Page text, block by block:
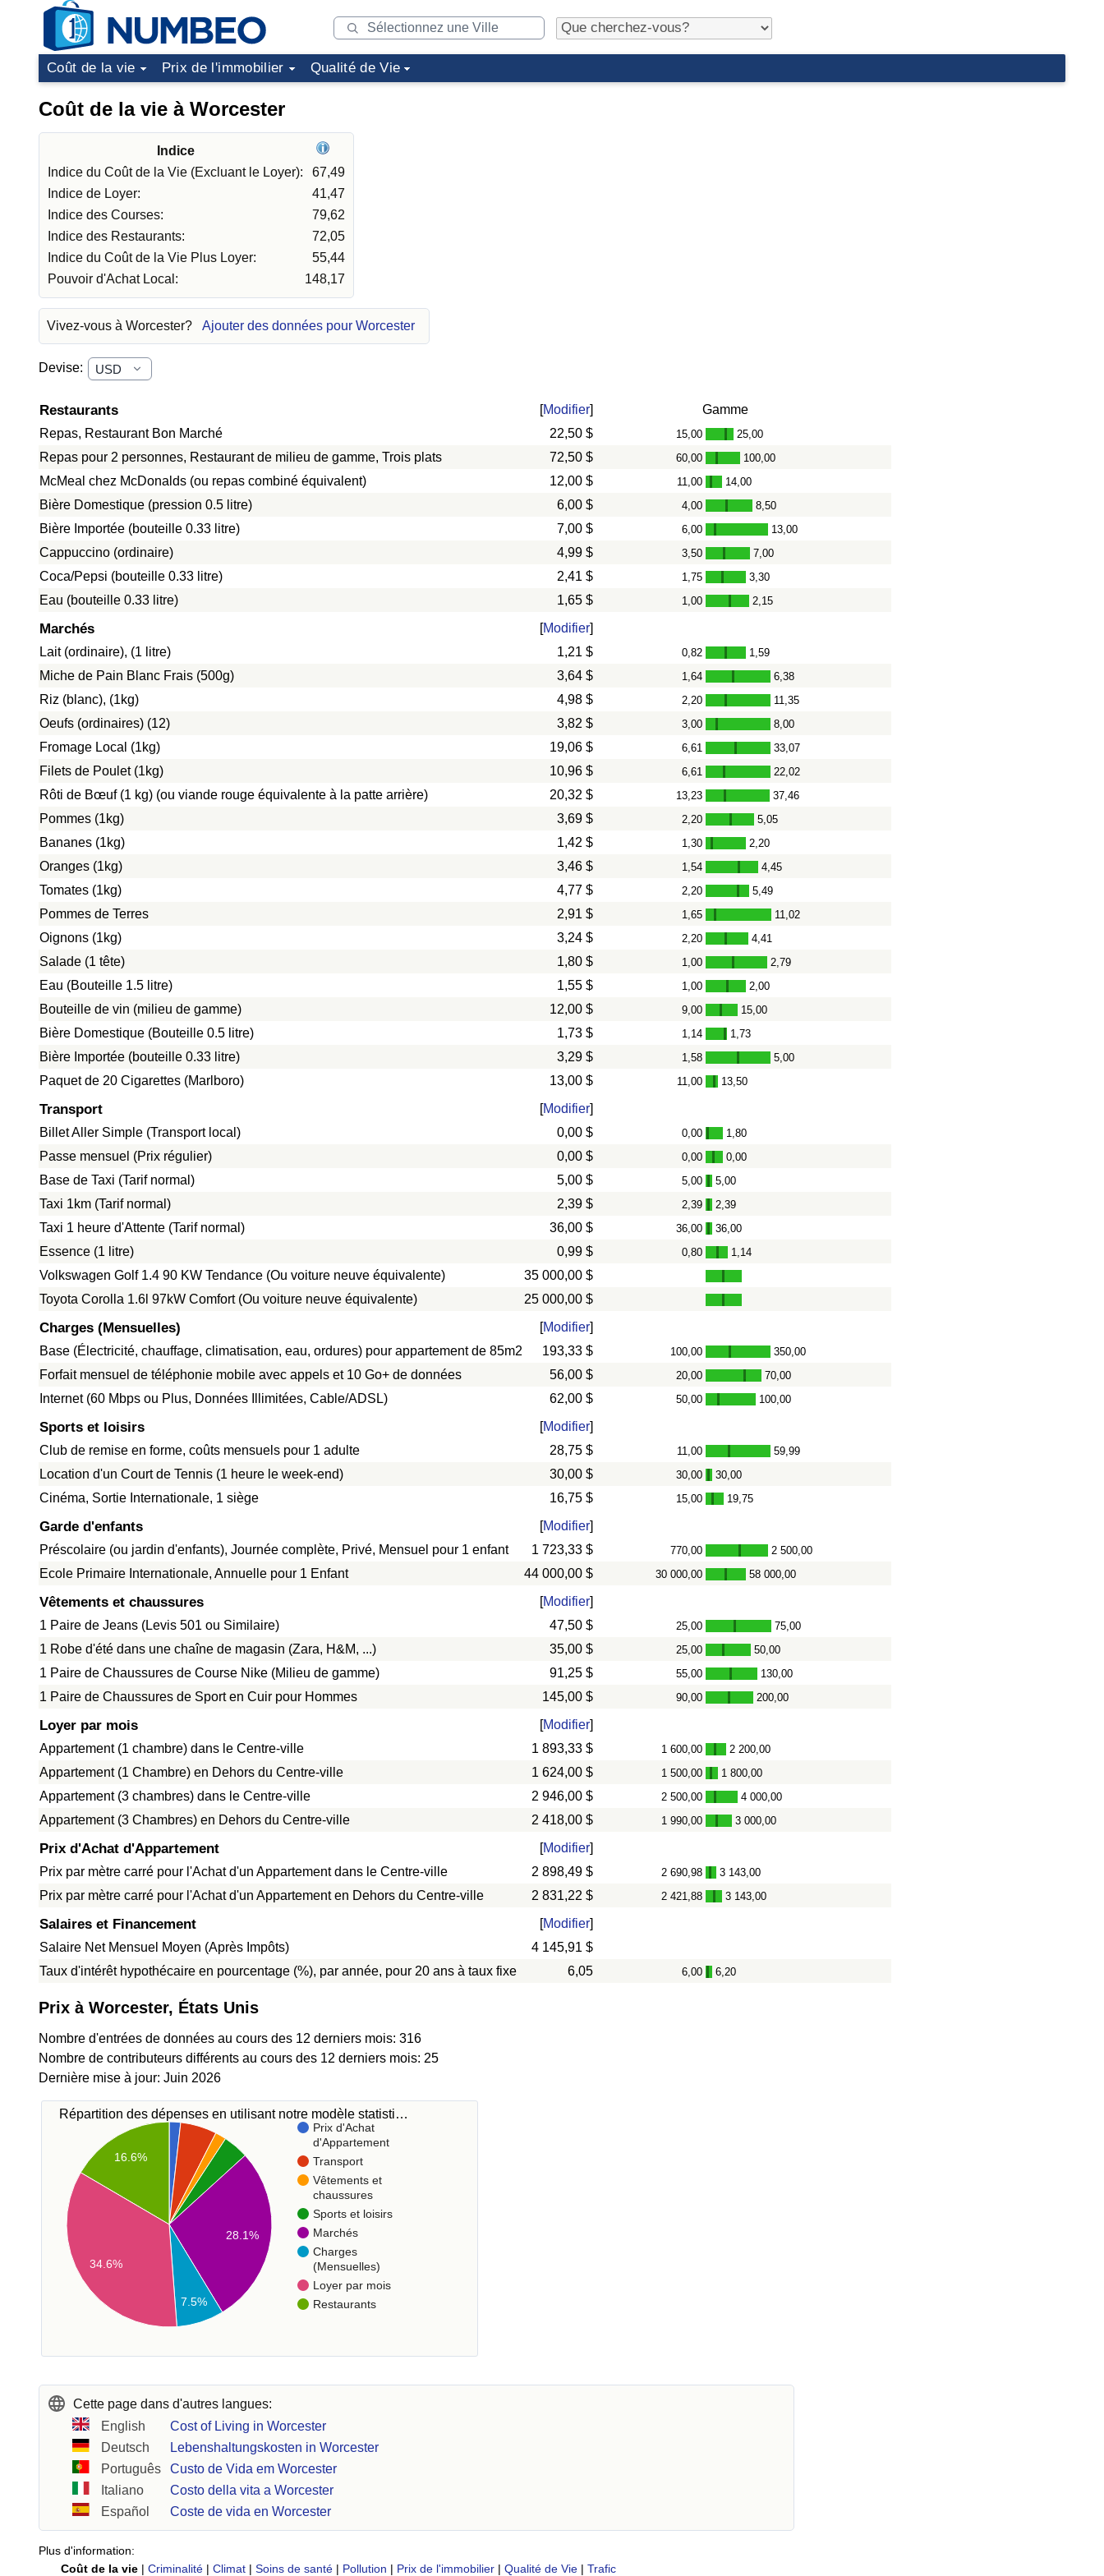
Coût de la vie Prix de l'immobilier Qualité de Vie
Coût de la vie à Worcester
Indice
Indice du Coût de la Vie (Excluant le Loyer):
67,49
Indice de Loyer:
41,47
Indice des Courses:
79,62
Indice des Restaurants:
72,05
Indice du Coût de la Vie Plus Loyer:
55,44
Pouvoir d'Achat Local:
148,17
Vivez-vous à Worcester? Ajouter des données pour Worcester
Devise:
Restaurants [Modifier]
Gamme
Repas, Restaurant Bon Marché
22,50 $ 15,00 - 25,00
Repas pour 2 personnes, Restaurant de milieu de gamme, Trois plats 72,50 $ 60,00 - 100,00
McMeal chez McDonalds (ou repas combiné équivalent) 12,00 $ 11,00 - 14,00
Bière Domestique (pression 0.5 litre) 6,00 $ 4,00 - 8,50
Bière Importée (bouteille 0.33 litre) 7,00 $ 6,00 - 13,00
Cappuccino (ordinaire) 4,99 $ 3,50 - 7,00
Coca/Pepsi (bouteille 0.33 litre) 2,41 $ 1,75 - 3,30
Eau (bouteille 0.33 litre) 1,65 $ 1,00 - 2,15
Marchés [Modifier]
Lait (ordinaire), (1 litre)
1,21 $ 0,82 - 1,59
Miche de Pain Blanc Frais (500g) 3,64 $ 1,64 - 6,38
Riz (blanc), (1kg) 4,98 $ 2,20 - 11,35
Oeufs (ordinaires) (12) 3,82 $ 3,00 - 8,00
Fromage Local (1kg) 19,06 $ 6,61 - 33,07
Filets de Poulet (1kg) 10,96 $ 6,61 - 22,02
Rôti de Bœuf (1 kg) (ou viande rouge équivalente à la patte arrière) 20,32 $ 13,23 - 37,46
Pommes (1kg) 3,69 $ 2,20 - 5,05
Bananes (1kg) 1,42 $ 1,30 - 2,20
Oranges (1kg) 3,46 $ 1,54 - 4,45
Tomates (1kg) 4,77 $ 2,20 - 5,49
Pommes de Terres 2,91 $ 1,65 - 11,02
Oignons (1kg) 3,24 $ 2,20 - 4,41
Salade (1 tête) 1,80 $ 1,00 - 2,79
Eau (Bouteille 1.5 litre) 1,55 $ 1,00 - 2,00
Bouteille de vin (milieu de gamme) 12,00 $ 9,00 - 15,00
Bière Domestique (Bouteille 0.5 litre) 1,73 $ 1,14 - 1,73
Bière Importée (bouteille 0.33 litre) 3,29 $ 1,58 - 5,00
Paquet de 20 Cigarettes (Marlboro) 13,00 $ 11,00 - 13,50
Transport [Modifier]
Billet Aller Simple (Transport local)
0,00 $ 0,00 - 1,80
Passe mensuel (Prix régulier) 0,00 $ 0,00 - 0,00
Base de Taxi (Tarif normal) 5,00 $ 5,00 - 5,00
Taxi 1km (Tarif normal) 2,39 $ 2,39 - 2,39
Taxi 1 heure d'Attente (Tarif normal) 36,00 $ 36,00 - 36,00
Essence (1 litre) 0,99 $ 0,80 - 1,14
Volkswagen Golf 1.4 90 KW Tendance (Ou voiture neuve équivalente)
35 000,00 $
Toyota Corolla 1.6l 97kW Comfort (Ou voiture neuve équivalente)
25 000,00 $
Charges (Mensuelles) [Modifier]
Base (Électricité, chauffage, climatisation, eau, ordures) pour appartement de 85m2
193,33 $ 100,00 - 350,00
Forfait mensuel de téléphonie mobile avec appels et 10 Go+ de données 56,00 $ 20,00 - 70,00
Internet (60 Mbps ou Plus, Données Illimitées, Cable/ADSL) 62,00 $ 50,00 - 100,00
Sports et loisirs [Modifier]
Club de remise en forme, coûts mensuels pour 1 adulte
28,75 $ 11,00 - 59,99
Location d'un Court de Tennis (1 heure le week-end) 30,00 $ 30,00 - 30,00
Cinéma, Sortie Internationale, 1 siège 16,75 $ 15,00 - 19,75
Garde d'enfants [Modifier]
Préscolaire (ou jardin d'enfants), Journée complète, Privé, Mensuel pour 1 enfant
1 723,33 $ 770,00 - 2 500,00
Ecole Primaire Internationale, Annuelle pour 1 Enfant 44 000,00 $ 30 000,00 - 58 000,00
Vêtements et chaussures [Modifier]
1 Paire de Jeans (Levis 501 ou Similaire)
47,50 $ 25,00 - 75,00
1 Robe d'été dans une chaîne de magasin (Zara, H&M, ...) 35,00 $ 25,00 - 50,00
1 Paire de Chaussures de Course Nike (Milieu de gamme) 91,25 $ 55,00 - 130,00
1 Paire de Chaussures de Sport en Cuir pour Hommes 145,00 $ 90,00 - 200,00
Loyer par mois [Modifier]
Appartement (1 chambre) dans le Centre-ville
1 893,33 $ 1 600,00 - 2 200,00
Appartement (1 Chambre) en Dehors du Centre-ville 1 624,00 $ 1 500,00 - 1 800,00
Appartement (3 chambres) dans le Centre-ville 2 946,00 $ 2 500,00 - 4 000,00
Appartement (3 Chambres) en Dehors du Centre-ville 2 418,00 $ 1 990,00 - 3 000,00
Prix d'Achat d'Appartement [Modifier]
Prix par mètre carré pour l'Achat d'un Appartement dans le Centre-ville
2 898,49 $ 2 690,98 - 3 143,00
Prix par mètre carré pour l'Achat d'un Appartement en Dehors du Centre-ville 2 831,22 $ 2 421,88 - 3 143,00
Salaires et Financement [Modifier]
Salaire Net Mensuel Moyen (Après Impôts)
4 145,91 $
Taux d'intérêt hypothécaire en pourcentage (%), par année, pour 20 ans à taux fixe
6,05 6,00 - 6,20
Prix à Worcester, États Unis
Nombre d'entrées de données au cours des 12 derniers mois: 316
Nombre de contributeurs différents au cours des 12 derniers mois: 25
Dernière mise à jour: Juin 2026
Répartition des dépenses en utilisant notre modèle statisti…
Prix d'Achat
d'Appartement
Transport
Vêtements et
chaussures
Sports et loisirs
Marchés
Charges
(Mensuelles)
Loyer par mois
Restaurants
28.1%
7.5%
16.6%
34.6%
Cette page dans d'autres langues:
English
Cost of Living in Worcester
Deutsch
Lebenshaltungskosten in Worcester
Português
Custo de Vida em Worcester
Italiano
Costo della vita a Worcester
Español
Coste de vida en Worcester
Plus d'information:
Coût de la vie | Criminalité | Climat | Soins de santé | Pollution | Prix de l'immobilier | Qualité de Vie | Trafic